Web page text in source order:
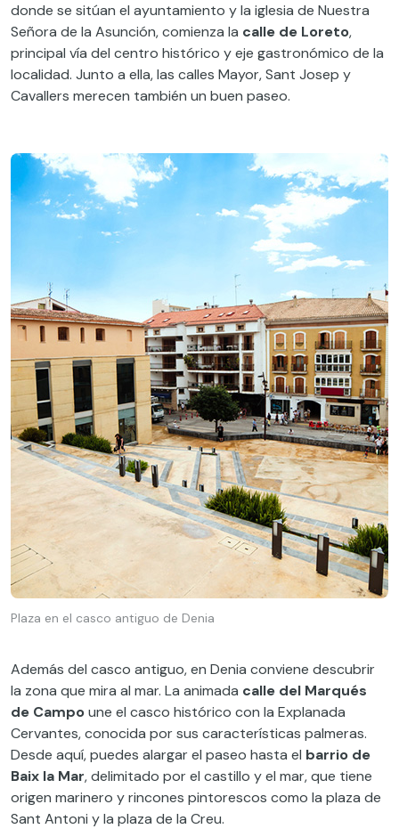
donde se sitúan el ayuntamiento y la iglesia de Nuestra
Señora de la Asunción, comienza la calle de Loreto,
principal vía del centro histórico y eje gastronómico de la
localidad. Junto a ella, las calles Mayor, Sant Josep y
Cavallers merecen también un buen paseo.
Plaza en el casco antiguo de Denia
Además del casco antiguo, en Denia conviene descubrir
la zona que mira al mar. La animada calle del Marqués
de Campoune el casco histórico con la Explanada
Cervantes, conocida por sus características palmeras.
Desde aquí, puedes alargar el paseo hasta el barrio de
Baix la Mar, delimitado por el castillo y el mar, que tiene
origen marinero y rincones pintorescos como la plaza de
Sant Antoni y la plaza de la Creu.